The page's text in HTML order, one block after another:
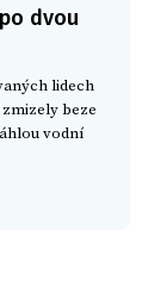
dvou
lidech
beze
vodní